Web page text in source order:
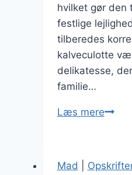
hvilket gør den
festlige
tilberedes
kalveculotte
delikatesse,
familie…
Læs mere
med
Mad